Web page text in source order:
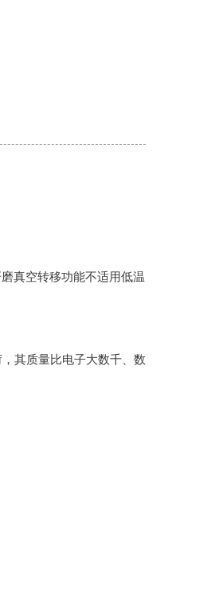
真空转移功能不适用低温
其质量比电子大数千、数